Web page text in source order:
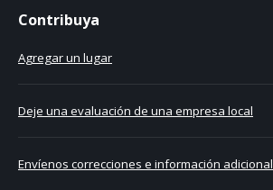
Contribuya
Agregar un lugar
Deje una evaluación de una empresa local
Envíenos correcciones e información adicional